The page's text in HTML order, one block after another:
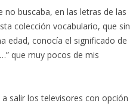
buscaba, en las letras de las
colección vocabulario, que sin
edad, conocía el significado de
que muy pocos de mis
salir los televisores con opción